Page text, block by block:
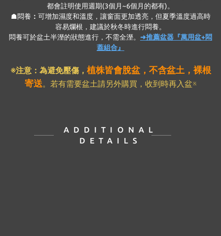
都會註明使用週期(3個月~6個月的都有)。
☗悶養 ： 可增加濕度和溫度，讓窗面更加透亮，但夏季溫度過高時
容易爛根，建議於秋冬時進行悶養。
悶養可於盆土半溼的狀態進行，不需全溼。 ➜推薦盆器『萬用盆+悶
蓋組合』
※注意：為避免壓傷， 植株皆會脫盆，不含盆土，裸根
寄送。若有需要盆土請另外購買，收到時再入盆※
ADDITIONAL
DETAILS